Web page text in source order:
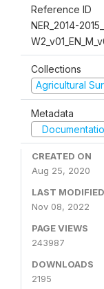
Reference ID
NER_2014-
Collections
Agricultural
Metadata
CREATED ON
Aug 25, 2020
LAST MODIFIED
Nov 08, 2022
PAGE VIEWS
243987
DOWNLOADS
2195